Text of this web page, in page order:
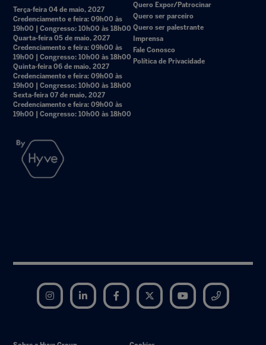
Terça-feira 04 de maio, 2027
Credenciamento e feira: 09h00 às
19h00 | Congresso: 10h00 às 18h00
Quarta-feira 05 de maio, 2027
Credenciamento e feira: 09h00 às
19h00 | Congresso: 10h00 às 18h00
Quinta-feira 06 de maio, 2027
Credenciamento e feira: 09h00 às
19h00 | Congresso: 10h00 às 18h00
Sexta-feira 07 de maio, 2027
Credenciamento e feira: 09h00 às
19h00 | Congresso: 10h00 às 18h00
Quero Expor/Patrocinar
Quero ser parceiro
Quero ser palestrante
Imprensa
Fale Conosco
Política de Privacidade
Instagram LinkedIn Facebook Twitter YouTube